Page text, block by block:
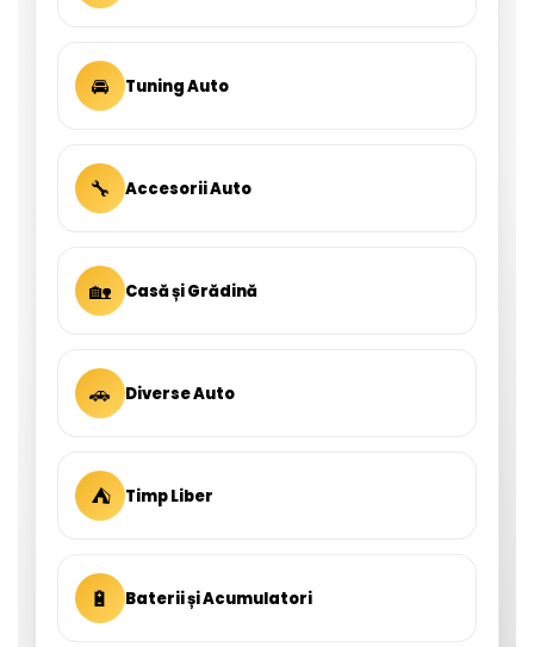
🚘 Tuning Auto
🔧 Accesorii Auto
🏡 Casă și Grădină
🚗 Diverse Auto
⛺ Timp Liber
🔋 Baterii și Acumulatori